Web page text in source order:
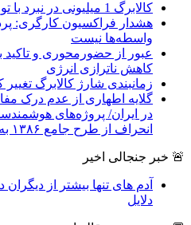
کالابرگ 1 میلیونی در نبرد با تورم سه‌رقمی
هشدار فراکسیون کارگری:
واسطه‌ها نیست
عبور از حضورمحوری و تاکید
کاهش ناترازی انرژی
زمانبندی شارژ کالابرگ
گلایه اطهاری از عدم درک
در ایران/ پروژه‌های
انحراف از طرح جامع ۱۳۸۶ به کشور آسیب زد
🚨 خبر جنجالی اخیر
آدم های تنها بیشتر از
دلایل